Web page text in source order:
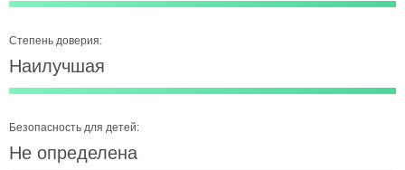
Степень доверия:
Наилучшая
Безопасность для детей:
Не определена